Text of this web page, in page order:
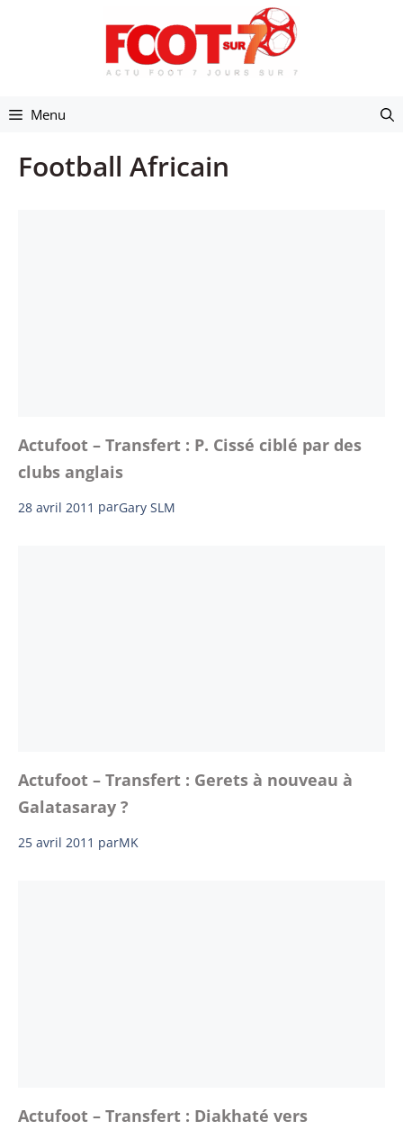
Menu
Football Africain
Actufoot – Transfert : P. Cissé ciblé par des
clubs anglais
28 avril 2011 parGary SLM
Actufoot – Transfert : Gerets à nouveau à
Galatasaray ?
25 avril 2011 parMK
Actufoot – Transfert : Diakhaté vers